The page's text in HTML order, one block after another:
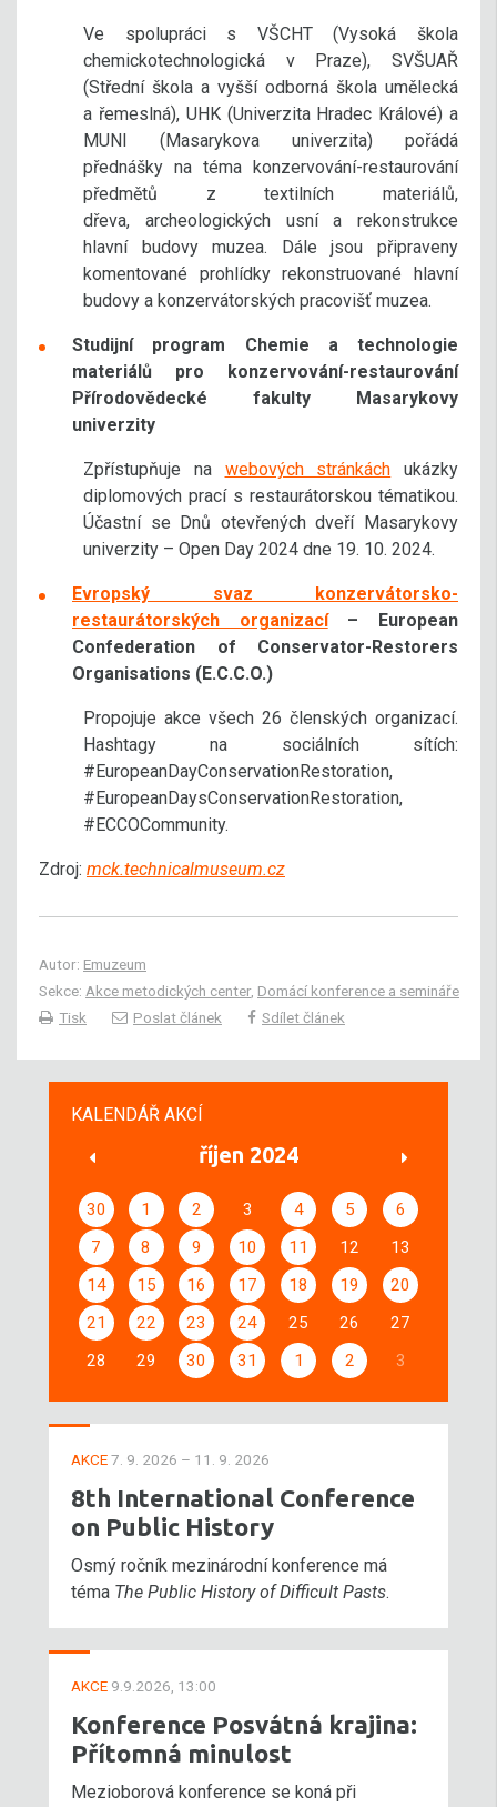
Ve spolupráci s VŠCHT (Vysoká škola
chemickotechnologická v Praze), SVŠUAŘ
(Střední škola a vyšší odborná škola umělecká
a řemeslná), UHK (Univerzita Hradec Králové) a
MUNI (Masarykova univerzita) pořádá
přednášky na téma konzervování-restaurování
předmětů z textilních materiálů,
dřeva, archeologických usní a rekonstrukce
hlavní budovy muzea. Dále jsou připraveny
komentované prohlídky rekonstruované hlavní
budovy a konzervátorských pracovišť muzea.
Studijní program Chemie a technologie
materiálů pro konzervování-restaurování
Přírodovědecké fakulty Masarykovy
univerzity
Zpřístupňuje na webových stránkách ukázky
diplomových prací s restaurátorskou tématikou.
Účastní se Dnů otevřených dveří Masarykovy
univerzity – Open Day 2024 dne 19. 10. 2024.
Evropský svaz konzervátorsko-
restaurátorských organizací– European
Confederation of Conservator-Restorers
Organisations (E.C.C.O.)
Propojuje akce všech 26 členských organizací.
Hashtagy na sociálních sítích:
#EuropeanDayConservationRestoration,
#EuropeanDaysConservationRestoration,
#ECCOCommunity.
Zdroj: mck.technicalmuseum.cz
Autor: Emuzeum
Sekce: Akce metodických center, Domácí konference a semináře
Tisk
Poslat článek Sdílet článek
KALENDÁŘ AKCÍ
říjen 2024
30 1 2 3 4 5
6
7
8 9 10 11 12
13
14
15 16 17 18 19
20
21
22 23 24 25 26
27
28
29 30 31 1 2 3
AKCE7. 9. 2026 – 11. 9. 2026
8th International Conference
on Public History
Osmý ročník mezinárodní konference má
téma The Public History of Difficult Pasts.
AKCE 9.9.2026, 13:00
Konference Posvátná krajina:
Přítomná minulost
Mezioborová konference se koná při